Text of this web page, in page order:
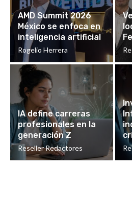
AMD Summit 2026
México se enfoca en
inteligencia artificial
Rogelio Herrera
IA define carreras
profesionales en la
generación Z
Reseller Redactores